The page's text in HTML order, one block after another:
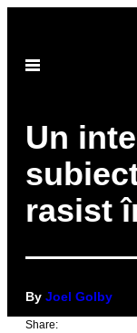
content
Open
Un
rasist
By Joel Golby
Share: